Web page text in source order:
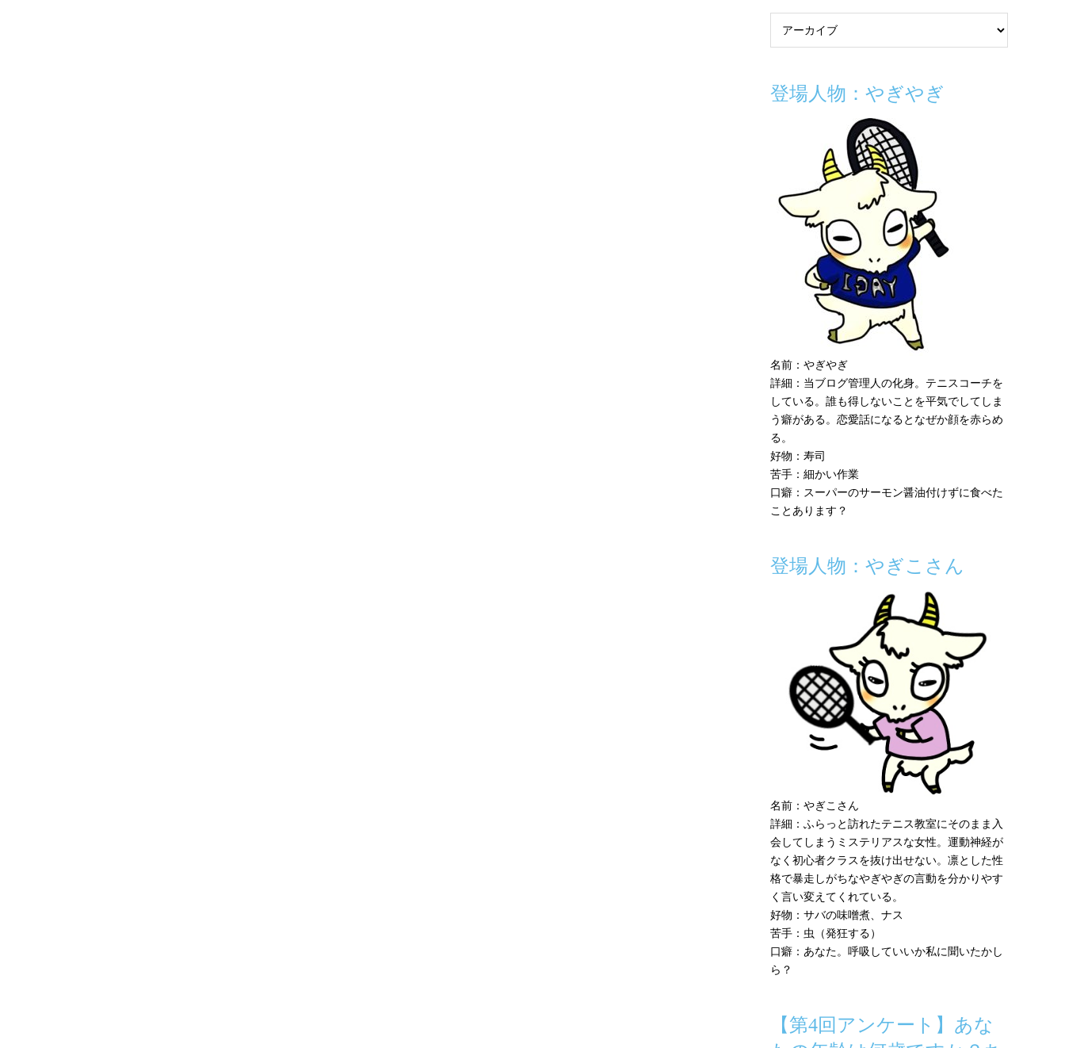
登場人物：やぎやぎ
名前：やぎやぎ
詳細：当ブログ管理人の化身。テニスコーチを
している。誰も得しないことを平気でしてしま
う癖がある。恋愛話になるとなぜか顔を赤らめ
る。
好物：寿司
苦手：細かい作業
口癖：スーパーのサーモン醤油付けずに食べた
ことあります？
登場人物：やぎこさん
名前：やぎこさん
詳細：ふらっと訪れたテニス教室にそのまま入
会してしまうミステリアスな女性。運動神経が
なく初心者クラスを抜け出せない。凛とした性
格で暴走しがちなやぎやぎの言動を分かりやす
く言い変えてくれている。
好物：サバの味噌煮、ナス
苦手：虫（発狂する）
口癖：あなた。呼吸していいか私に聞いたかし
ら？
【第4回アンケート】あな